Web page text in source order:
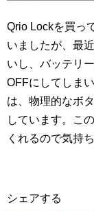
Qrio Lockを買っ
いましたが、最
いし、バッテリ
OFFにしてしま
は、物理的なボ
しています。こ
くれるので気持
シェアする